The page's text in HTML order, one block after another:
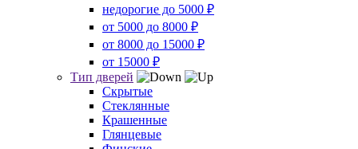
недорогие до 5000 ₽
от 5000 до 8000 ₽
от 8000 до 15000 ₽
от 15000 ₽
Тип дверей
Скрытые
Стеклянные
Крашенные
Глянцевые